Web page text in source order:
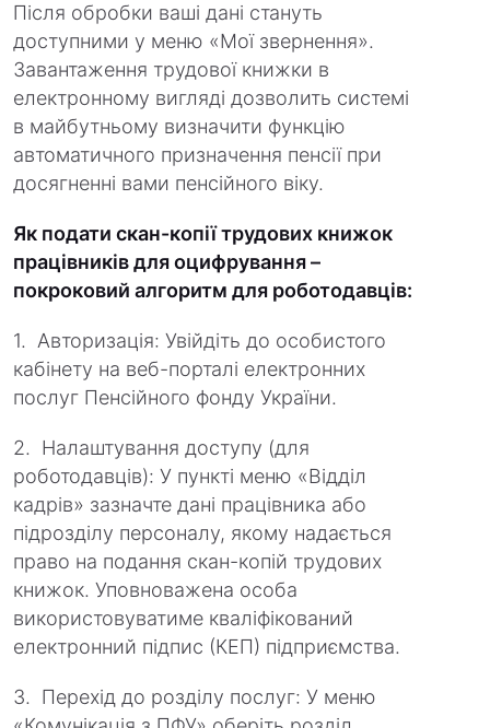
Після обробки ваші дані стануть
доступними у меню «Мої звернення».
Завантаження трудової книжки в
електронному вигляді дозволить системі
в майбутньому визначити функцію
автоматичного призначення пенсії при
досягненні вами пенсійного віку.
Як подати скан-копії трудових книжок
працівників для оцифрування –
покроковий алгоритм для роботодавців:
1. Авторизація: Увійдіть до особистого
кабінету на веб-порталі електронних
послуг Пенсійного фонду України.
2. Налаштування доступу (для
роботодавців): У пункті меню «Відділ
кадрів» зазначте дані працівника або
підрозділу персоналу, якому надається
право на подання скан-копій трудових
книжок. Уповноважена особа
використовуватиме кваліфікований
електронний підпис (КЕП) підприємства.
3. Перехід до розділу послуг: У меню